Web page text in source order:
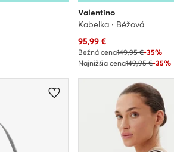
Valentino
Kabelka · Béžová
Aktuálna cena
95,99 €
Bežná cena149,95 €-35%
Najnižšia cena149,95 €-35%